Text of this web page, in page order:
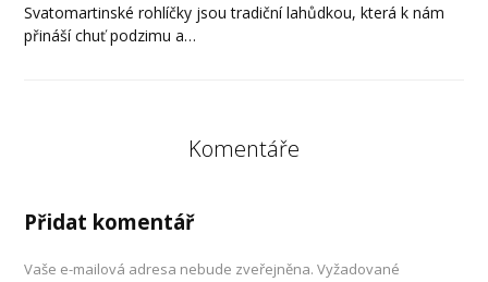
Svatomartinské rohlíčky jsou tradiční lahůdkou, která k nám
přináší chuť podzimu a…
Komentáře
Přidat komentář
Vaše e-mailová adresa nebude zveřejněna. Vyžadované